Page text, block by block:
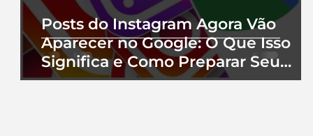
Posts do Instagram Agora Vão
Aparecer no Google: O Que Isso
Significa e Como Preparar Seu
Perfil